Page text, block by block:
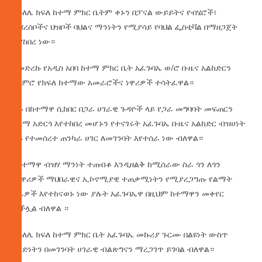
የጉለሌ ክፍለ ከተማ ምክር ቤትም ቀኑን በፓናል ውይይትና የብሄሮች፣
ብሄረሰቦችና ህዝቦች ባህልና ማንነትን የሚያሳይ የባህል ፌስቲቫል በማዘጋጀት
እያከበረ ነው።
በመድረኩ የአዲስ አበባ ከተማ ምክር ቤት አፈጉባኤ ወ/ሮ ቡዜና አልከድርን
ጨምሮ የክፍለ ከተማው አመራሮችና ነዋሪዎች ተሳትፈዋል።
ቀኑ በከተማዋ ሲከበር በጋራ ሀገራዊ ጉዳዮች ላይ የጋራ መግባባት መፍጠርን
አላማ አድርጎ እየተከበረ መሆኑን የተናገሩት አፈጉባኤ ቡዜና አልከድር ብዝሀነት
ላይ የተመሰረተ ጠንካራ ሀገር ለመገንባት እየተሰራ ነው ብለዋል።
በከተማዋ ብዝሃ ማንነት ተጠብቆ እንዲዘልቅ ከሚሰራው ስራ ጎን ለጎን
የነዋሪዎች ማህበራዊና ኢኮኖሚያዊ ተጠቃሚነትን የሚያረጋግጡ የልማት
ስራዎች እየተከናወኑ ነው ያሉት አፈጉባኤዋ በዚህም ከተማዋን መቀየር
ተችሏል ብለዋል ።
የጉለሌ ክፍለ ከተማ ምክር ቤት አፈጉባኤ መኩሪያ ጉርሙ በልዩነት ውስጥ
አንድነትን በመገንባት ሀገራዊ ብልጽግናን ማረጋገጥ ይገባል ብለዋል።